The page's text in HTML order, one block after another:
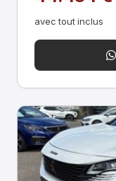
avec tout inclus